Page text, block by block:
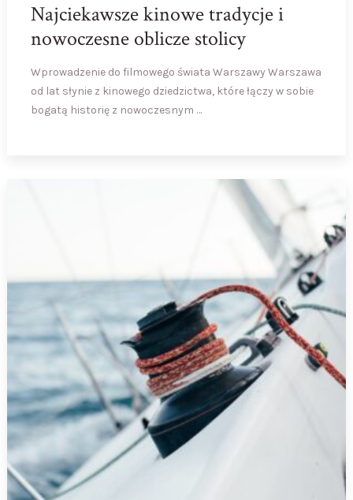
Najciekawsze kinowe tradycje i
nowoczesne oblicze stolicy
Wprowadzenie do filmowego świata Warszawy Warszawa
od lat słynie z kinowego dziedzictwa, które łączy w sobie
bogatą historię z nowoczesnym …